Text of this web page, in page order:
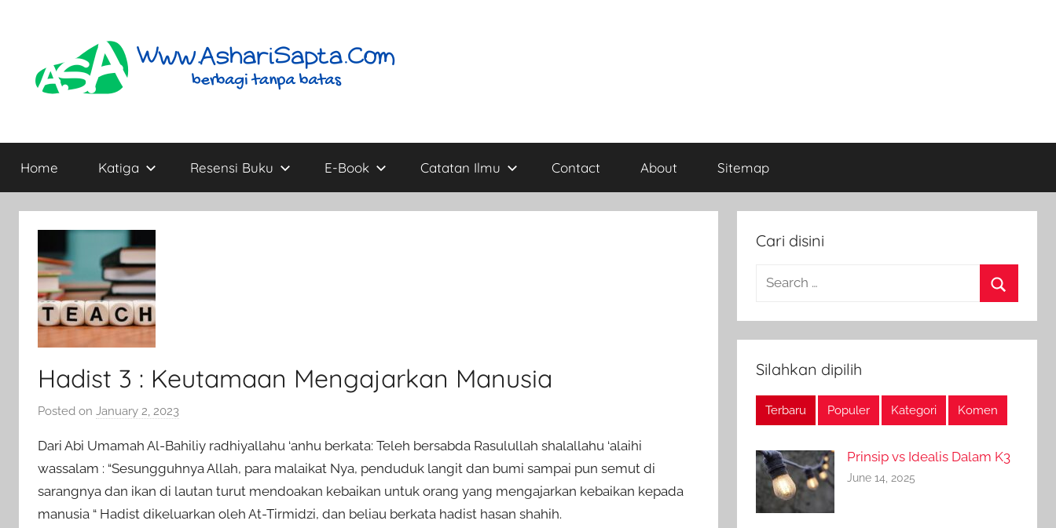
AshariSapta.Com
Tanpa
Batas
Home Katiga Resensi Buku E-Book Catatan Ilmu Contact About Sitemap
Hadist 3 : Keutamaan Mengajarkan Manusia
Posted on January 2, 2023
a
d
m
i
Dari Abi Umamah Al-Bahiliy radhiyallahu ‘anhu berkata: Teleh bersabda Rasulullah shalallahu ‘alaihi
wassalam : “Sesungguhnya Allah, para malaikat Nya, penduduk langit dan bumi sampai pun semut di
sarangnya dan ikan di lautan turut mendoakan kebaikan untuk orang yang mengajarkan kebaikan kepada
manusia “ Hadist dikeluarkan oleh At-Tirmidzi, dan beliau berkata hadist hasan shahih.
Cari disini
Search
Silahkan dipilih
Terbaru Populer Kategori Komen
Prinsip vs Idealis Dalam K3
June 14, 2025